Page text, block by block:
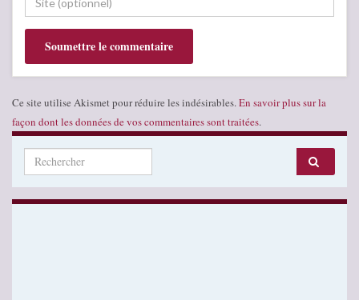
Ce site utilise Akismet pour réduire les indésirables. En savoir plus sur la
façon dont les données de vos commentaires sont traitées.
Search for: